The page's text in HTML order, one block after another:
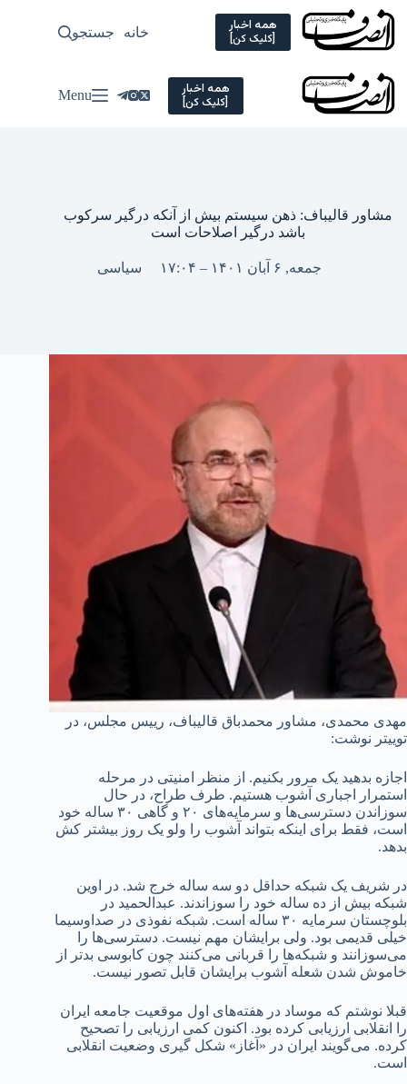
Skip
content
همه اخبار
[کلیک کن] خانه سیاسی
جستجو
همه اخبار
[کلیک کن] Menu
مشاور قالیباف: ذهن سیستم بیش از آنکه درگیر سرکوب
باشد درگیر اصلاحات است
جمعه, ۶ آبان ۱۴۰۱ – ۱۷:۰۴ سیاسی
مهدی محمدی، مشاور محمدباق قالیباف، رییس مجلس، در
توییتر نوشت:
اجازه بدهید یک مرور بکنیم. از منظر امنیتی در مرحله
استمرار اجباری آشوب هستیم. طرف طراح، در حال
سوزاندن دسترسی‌ها و سرمایه‌های ۲۰ و گاهی ۳۰ ساله خود
است، فقط برای اینکه بتواند آشوب را ولو یک روز بیشتر کش
بدهد.
در شریف یک شبکه حداقل دو سه ساله خرج شد. در اوین
شبکه بیش از ده ساله خود را سوزاندند. عبدالحمید در
بلوچستان سرمایه ۳۰ ساله است. شبکه نفوذی در صداوسیما
خیلی قدیمی بود. ولی برایشان مهم نیست. دسترسی‌ها را
می‌سوزانند و شبکه‌ها را قربانی می‌کنند چون کابوسی بدتر از
خاموش شدن شعله آشوب برایشان قابل تصور نیست.
قبلا نوشتم که موساد در هفته‌های اول موقعیت جامعه ایران
را انقلابی ارزیابی کرده بود. اکنون کمی ارزیابی را تصحیح
کرده. می‌گویند ایران در «آغاز» شکل گیری وضعیت انقلابی
است.